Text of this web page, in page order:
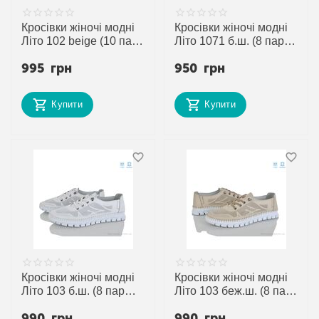
Кросівки жіночі модні
Літо 102 beige (10 пар
недорого оптом від
постачальника
995 грн
Купити
Кросівки жіночі модні
Літо 1071 б.ш. (8 пар
недорого оптом від
постачальника
950 грн
Купити
Кросівки жіночі модні
Літо 103 б.ш. (8 пар
Кросівки жіночі модні
Літо 103 беж.ш. (8 пар